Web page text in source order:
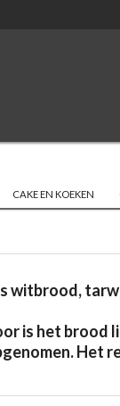
CAKE EN KOEKEN
witbrood,
is het brood
Het